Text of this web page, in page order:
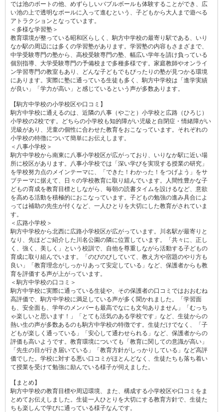
では池のボートの他、めずらしいバブルボールも体験することができ、広
い池の上で透明なボールに入って進むという、子どもから大人まで遊べる
アトラクションとなっています。
＜多様な学習塾＞
教育環境が整っている昭和区らしく、駒方中学校の最寄り駅である、いり
なか駅の周辺には多くの学習塾があります。学習塾の内容もさまざまで、
中学受験専門の塾から、高校受験専門の塾、幅広い学年を請け負っている
個別指導、大学受験専門の予備校まで多種多様です。家庭教師やオンライ
ン学習専門の教室もあり、どんな子どもでもぴったりの塾が見つかる環境
にあります。実際に塾に通っている生徒も多く、駒方中学校は「進学実績
が良い」「学力が高い」と感じているという声が多数あります。
【駒方中学校の小学校区や口コミ】
駒方中学校に通えるのは、近隣の八事（やごと）小学校と広路（ひろじ）
小学校の2校です。どちらの小学校も知的障がい児級と自閉症・情緒障がい
児級があり、児童の個性に合わせた教育をおこなっています。それぞれの
小学校の特徴について簡単にお伝えします。
＜八事小学校＞
駒方中学校から南東に八事小学校区が広がっており、いりなか駅に近い場
所に校区があります。八事小学校では「深い学びを実現する授業の研究」
を学校努力点のメインテーマに、「できた！わかった！をつげよう」をサ
ブテーマに据えて、日々の学校教育に取り組んでいます。人間性豊かな子
どもの育成を教育目標としながら、毎朝の読書タイムを設けるなど、意欲
を高める活動を積極的におこなっています。子どもの勉強の進み具合によ
っては補助の先生が付くなど、一人ひとりを大切にした教育がされていま
す。
＜広路小学校＞
駒方中学校から北西に広路小学校区が広がっています。川名駅が最寄りと
なり、先ほどご紹介した川名公園の隣に位置しています。「共々に、正し
く、強く、美しく」という校訓で、自他を尊重しながら活動する子どもの
育成に取り組んでいます。「のびのびしていて、教え方や宿題のやり方も
良い」「教育理念がしっかりあって安定している」など、保護者からも教
育を評価する声が上がっています。
＜駒方中学校の口コミ＞
駒方中学校に実際に通っている生徒や、その保護者の口コミではおおむね
高評価で、駒方中学校に満足している声が多く聞かれました。「学習面
も、安全面も、学年のメンバーも最高でなにも文句ありません」「むっち
ゃ楽しいと思います！」「とても活気のある学校です」など、生徒からの
熱い生の声が多数あるのも駒方中学校の特徴です。生徒だけでなく、「子
どもが楽しく通っている」「安心して通わせられる」など、保護者からの
評価も高いようです。教育環境についても「教育に関しての意識が高い」
「先生の目が行き届いている」「教育方針がしっかりしている」など高評
価でした。学校に対する悪い口コミがほとんどなく、生徒たちも落ち着い
て授業を受けて勉強に励んでいる様子が伺えました。
【まとめ】
駒方中学校の教育目標や周辺環境、また、構成する小学校区や口コミをま
とめてお伝えしました。生徒一人ひとりを大切にする教育方針で、生徒た
ちも楽しんで学びに通っている様子なんです。